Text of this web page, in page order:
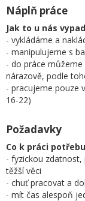
Náplň práce
Jak to u nás
- vykládáme a
- manipulujeme s
- do práce
nárazově, podle
- pracujeme pouze
16-22)
Požadavky
Co k práci
- fyzickou
těžší věci
- chuť pracovat a
- mít čas alespoň